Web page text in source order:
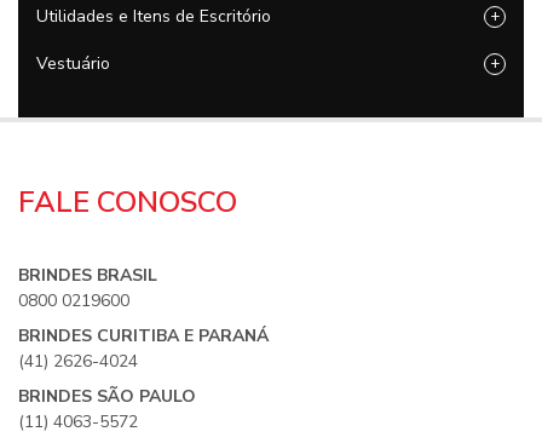
Utilidades e Itens de Escritório +
Vestuário +
FALE CONOSCO
BRINDES BRASIL
0800 0219600
BRINDES CURITIBA E PARANÁ
(41) 2626-4024
BRINDES SÃO PAULO
(11) 4063-5572